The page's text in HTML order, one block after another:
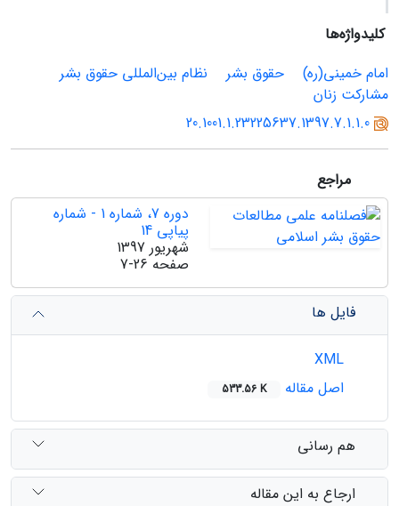
کلیدواژه‌ها
امام خمینی(ره)
حقوق بشر
نظام بین‌المللی حقوق بشر
مشارکت زنان
20.1001.1.23225637.1397.7.1.1.0
مراجع
دوره 7، شماره 1 - شماره
پیاپی 14
شهریور 1397
صفحه 7-26
فایل ها
اصل مقاله
533.56 K
هم رسانی
ارجاع به این مقاله